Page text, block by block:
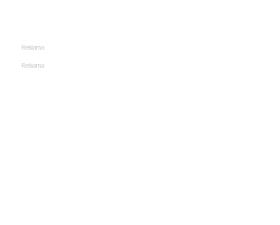
Reklama
Reklama